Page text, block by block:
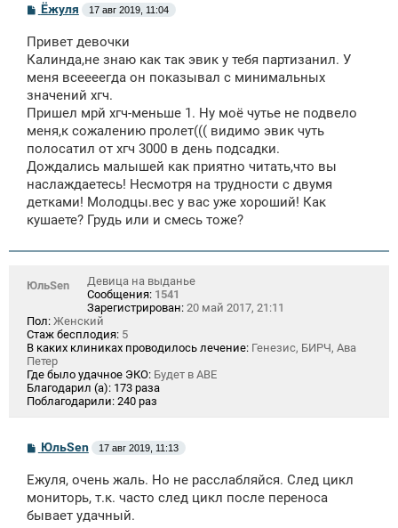
С
б
щ
н
и
Ёжуля 17 авг 2019, 11:04
Привет девочки
Калинда,не знаю как так эвик у тебя партизанил. У
меня всеееегда он показывал с минимальных
значений хгч.
Пришел мрй хгч-меньше 1. Ну моё чутье не подвело
меня,к сожалению пролет((( видимо эвик чуть
полосатил от хгч 3000 в день подсадки.
Дождались малышей как приятно читать,что вы
наслаждаетесь! Несмотря на трудности с двумя
детками! Молодцы.вес у вас уже хороший! Как
кушаете? Грудь или и смесь тоже?
ЮльSen
Девица на выданье
Сообщения: 1541
Зарегистрирован: 20 май 2017, 21:11
Пол: Женский
Стаж бесплодия: 5
В каких клиниках проводилось лечение: Генезис, БИРЧ, Ава
Петер
Где было удачное ЭКО: Будет в АВЕ
Благодарил (а): 173 раза
Поблагодарили: 240 раз
С
б
щ
н
ЮльSen 17 авг 2019, 11:13
Ежуля, очень жаль. Но не расслабляйся. След цикл
мониторь, т.к. часто след цикл после переноса
бывает удачный.